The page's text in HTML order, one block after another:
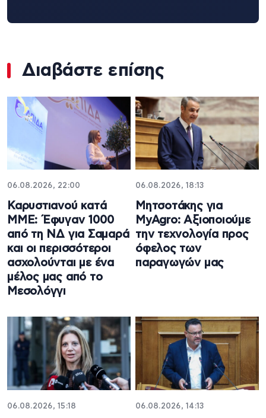
Διαβάστε επίσης
06.08.2026, 22:00
Καρυστιανού κατά
ΜΜΕ: Έφυγαν 1000
από τη ΝΔ για Σαμαρά
και οι περισσότεροι
ασχολούνται με ένα
μέλος μας από το
Μεσολόγγι
06.08.2026, 18:13
Μητσοτάκης για
MyAgro: Αξιοποιούμε
την τεχνολογία προς
όφελος των
παραγωγών μας
06.08.2026, 15:18 06.08.2026, 14:13